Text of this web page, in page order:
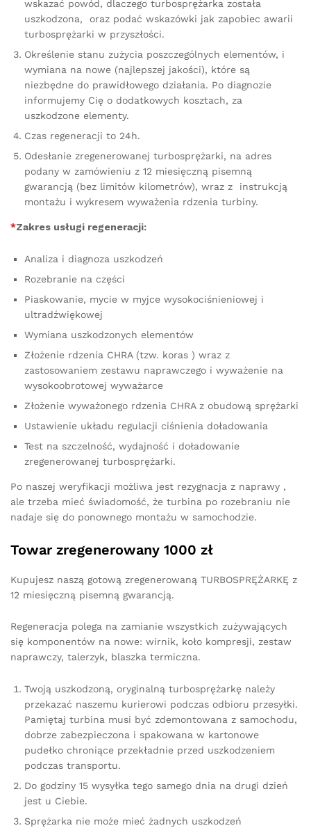
wskazać powód, dlaczego turbosprężarka została
uszkodzona, oraz podać wskazówki jak zapobiec awarii
turbosprężarki w przyszłości.
Określenie stanu zużycia poszczególnych elementów, i
wymiana na nowe (najlepszej jakości), które są
niezbędne do prawidłowego działania. Po diagnozie
informujemy Cię o dodatkowych kosztach, za
uszkodzone elementy.
Czas regeneracji to 24h.
Odesłanie zregenerowanej turbosprężarki, na adres
podany w zamówieniu z 12 miesięczną pisemną
gwarancją (bez limitów kilometrów), wraz z instrukcją
montażu i wykresem wyważenia rdzenia turbiny.
*Zakres usługi regeneracji:
Analiza i diagnoza uszkodzeń
Rozebranie na części
Piaskowanie, mycie w myjce wysokociśnieniowej i
ultradźwiękowej
Wymiana uszkodzonych elementów
Złożenie rdzenia CHRA (tzw. koras ) wraz z
zastosowaniem zestawu naprawczego i wyważenie na
wysokoobrotowej wyważarce
Złożenie wyważonego rdzenia CHRA z obudową sprężarki
Ustawienie układu regulacji ciśnienia doładowania
Test na szczelność, wydajność i doładowanie
zregenerowanej turbosprężarki.
Po naszej weryfikacji możliwa jest rezygnacja z naprawy ,
ale trzeba mieć świadomość, że turbina po rozebraniu nie
nadaje się do ponownego montażu w samochodzie.
Towar zregenerowany 1000 zł
Kupujesz naszą gotową zregenerowaną TURBOSPRĘŻARKĘ z
12 miesięczną pisemną gwarancją.
Regeneracja polega na zamianie wszystkich zużywających
się komponentów na nowe: wirnik, koło kompresji, zestaw
naprawczy, talerzyk, blaszka termiczna.
Twoją uszkodzoną, oryginalną turbosprężarkę należy
przekazać naszemu kurierowi podczas odbioru przesyłki.
Pamiętaj turbina musi być zdemontowana z samochodu,
dobrze zabezpieczona i spakowana w kartonowe
pudełko chroniące przekładnie przed uszkodzeniem
podczas transportu.
Do godziny 15 wysyłka tego samego dnia na drugi dzień
jest u Ciebie.
Sprężarka nie może mieć żadnych uszkodzeń